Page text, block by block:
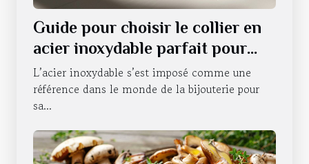
Guide pour choisir le collier en
acier inoxydable parfait pour
chaque occasion
L’acier inoxydable s’est imposé comme une
référence dans le monde de la bijouterie pour
sa...